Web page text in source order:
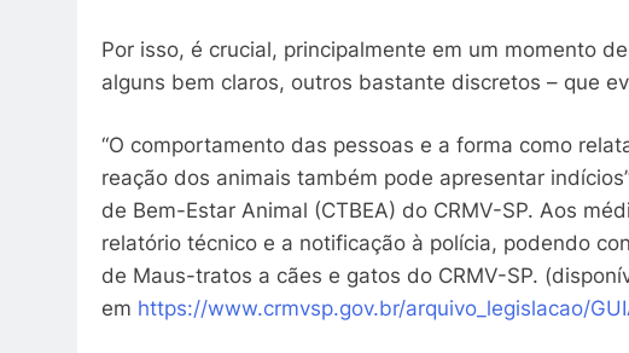
Por isso, é crucial, principalmente em um momento
alguns bem claros, outros bastante discretos – que
“O comportamento das pessoas e a forma como
reação dos animais também pode apresentar
de Bem-Estar Animal (CTBEA) do CRMV-SP. Aos
relatório técnico e a notificação à polícia, podendo
de Maus-tratos a cães e gatos do CRMV-SP.
em https://www.crmvsp.gov.br/arquivo_legislacao/